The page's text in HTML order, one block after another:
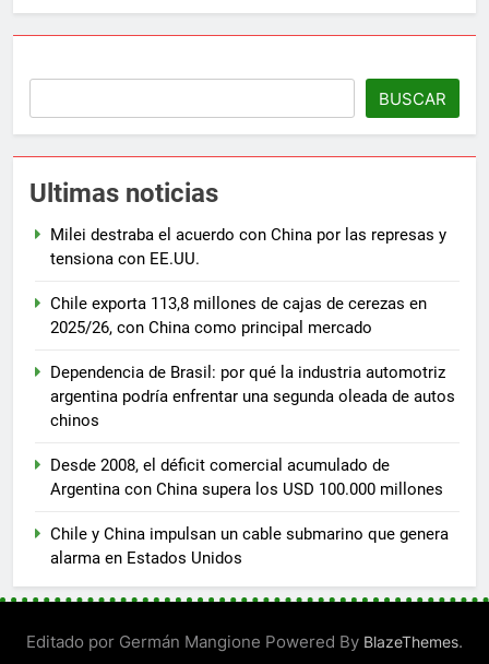
BUSCAR
Ultimas noticias
Milei destraba el acuerdo con China por las represas y
tensiona con EE.UU.
Chile exporta 113,8 millones de cajas de cerezas en
2025/26, con China como principal mercado
Dependencia de Brasil: por qué la industria automotriz
argentina podría enfrentar una segunda oleada de autos
chinos
Desde 2008, el déficit comercial acumulado de
Argentina con China supera los USD 100.000 millones
Chile y China impulsan un cable submarino que genera
alarma en Estados Unidos
Editado por Germán Mangione Powered By BlazeThemes.